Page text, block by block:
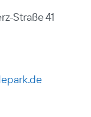
Straße 41